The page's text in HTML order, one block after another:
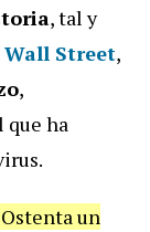
, tal y
Wall Street,
,
que ha
un